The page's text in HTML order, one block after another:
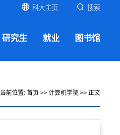
科大主页 搜索
研究生 就业 图书馆
当前位置: 首页 >> 计算机学院>> 正文